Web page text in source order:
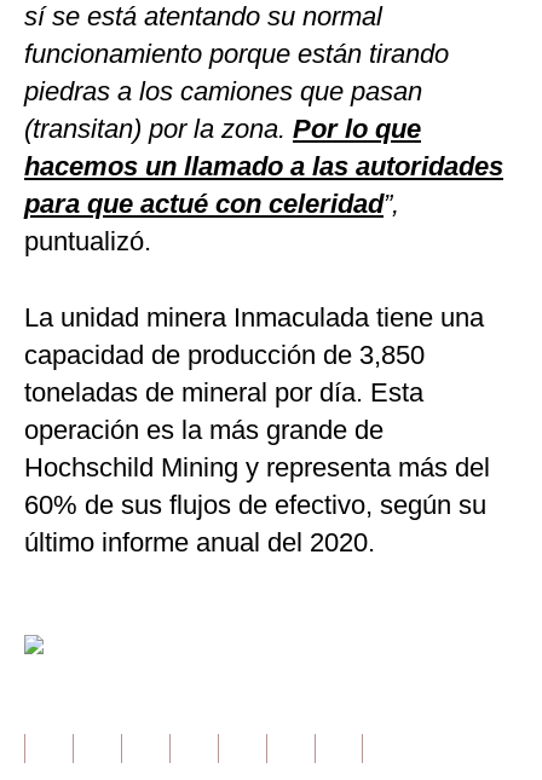
sí se está atentando su normal
funcionamiento porque están tirando
piedras a los camiones que pasan
(transitan) por la zona. Por lo que
hacemos un llamado a las autoridades
para que actué con celeridad”,
puntualizó.
La unidad minera Inmaculada tiene una
capacidad de producción de 3,850
toneladas de mineral por día. Esta
operación es la más grande de
Hochschild Mining y representa más del
60% de sus flujos de efectivo, según su
último informe anual del 2020.